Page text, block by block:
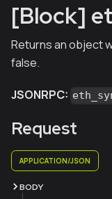
[Block]
Returns an object
false.
JSONRPC:
Request
APPLICATION/JSON
BODY